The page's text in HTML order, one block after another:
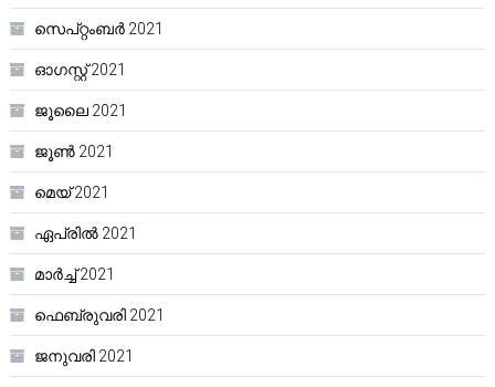
സെപ്റ്റംബർ 2021
ഓഗസ്റ്റ്‌ 2021
ജൂലൈ 2021
ജൂൺ 2021
മെയ്‌ 2021
ഏപ്രിൽ 2021
മാർച്ച്‌ 2021
ഫെബ്രുവരി 2021
ജനുവരി 2021